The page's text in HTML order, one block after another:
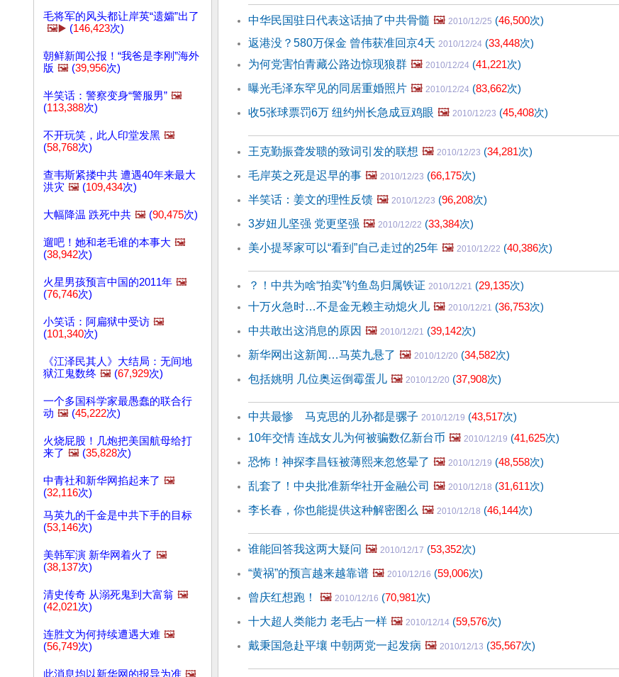
毛将军的风头都让岸英“遗孀”出了
🖼️▶️ (146,423次)
朝鲜新闻公报！“我爸是李刚”海外
版 🖼️ (39,956次)
半笑话：警察变身“警服男” 🖼️
(113,388次)
不开玩笑，此人印堂发黑 🖼️
(58,768次)
查韦斯紧搂中共 遭遇40年来最大
洪灾 🖼️ (109,434次)
大幅降温 跌死中共 🖼️ (90,475次)
遛吧！她和老毛谁的本事大 🖼️
(38,942次)
火星男孩预言中国的2011年 🖼️
(76,746次)
小笑话：阿扁狱中受访 🖼️
(101,340次)
《江泽民其人》大结局：无间地
狱江鬼数终 🖼️ (67,929次)
一个多国科学家最愚蠢的联合行
动 🖼️ (45,222次)
火烧屁股！几炮把美国航母给打
来了 🖼️ (35,828次)
中青社和新华网掐起来了 🖼️
(32,116次)
马英九的千金是中共下手的目标
(53,146次)
美韩军演 新华网着火了 🖼️
(38,137次)
清史传奇 从溺死鬼到大富翁 🖼️
(42,021次)
连胜文为何持续遭遇大难 🖼️
(56,749次)
此消息均以新华网的报导为准 🖼️
中华民国驻日代表这话抽了中共骨髓 🖼️ 2010/12/25 (46,500次)
返港没？580万保金 曾伟获准回京4天 2010/12/24 (33,448次)
为何党害怕青藏公路边惊现狼群 🖼️ 2010/12/24 (41,221次)
曝光毛泽东罕见的同居重婚照片 🖼️ 2010/12/24 (83,662次)
收5张球票罚6万 纽约州长急成豆鸡眼 🖼️ 2010/12/23 (45,408次)
王克勤振聋发聩的致词引发的联想 🖼️ 2010/12/23 (34,281次)
毛岸英之死是迟早的事 🖼️ 2010/12/23 (66,175次)
半笑话：姜文的理性反馈 🖼️ 2010/12/23 (96,208次)
3岁妞儿坚强 党更坚强 🖼️ 2010/12/22 (33,384次)
美小提琴家可以“看到”自己走过的25年 🖼️ 2010/12/22 (40,386次)
？！中共为啥“拍卖”钓鱼岛归属铁证 2010/12/21 (29,135次)
十万火急时…不是金无赖主动熄火儿 🖼️ 2010/12/21 (36,753次)
中共敢出这消息的原因 🖼️ 2010/12/21 (39,142次)
新华网出这新闻…马英九悬了 🖼️ 2010/12/20 (34,582次)
包括姚明 几位奥运倒霉蛋儿 🖼️ 2010/12/20 (37,908次)
中共最惨 马克思的儿孙都是骡子 2010/12/19 (43,517次)
10年交情 连战女儿为何被骗数亿新台币 🖼️ 2010/12/19 (41,625次)
恐怖！神探李昌钰被薄熙来忽悠晕了 🖼️ 2010/12/19 (48,558次)
乱套了！中央批准新华社开金融公司 🖼️ 2010/12/18 (31,611次)
李长春，你也能提供这种解密图么 🖼️ 2010/12/18 (46,144次)
谁能回答我这两大疑问 🖼️ 2010/12/17 (53,352次)
“黄祸”的预言越来越靠谱 🖼️ 2010/12/16 (59,006次)
曾庆红想跑！
🖼️ 2010/12/16 (70,981次)
十大超人类能力 老毛占一样 🖼️ 2010/12/14 (59,576次)
戴秉国急赴平壤 中朝两党一起发病 🖼️ 2010/12/13 (35,567次)